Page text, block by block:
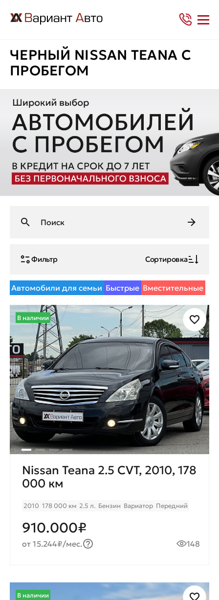
ЧЕРНЫЙ NISSAN TEANA С
ПРОБЕГОМ
Фильтр Сортировка
Автомобили для семьи Быстрые Вместительные
В наличии
Nissan Teana 2.5 CVT, 2010, 178
000 км
2010 178 000 км 2.5 л. Бензин Вариатор Передний
910.000₽
от 15.244₽/мес. 148
В наличии